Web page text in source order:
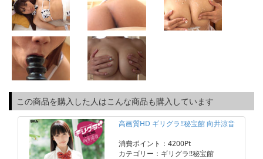
この商品を購入した人はこんな商品も購入しています
高画質HD ギリグラ!!秘宝館 向井涼音
消費ポイント：4200Pt
カテゴリー：ギリグラ!!秘宝館